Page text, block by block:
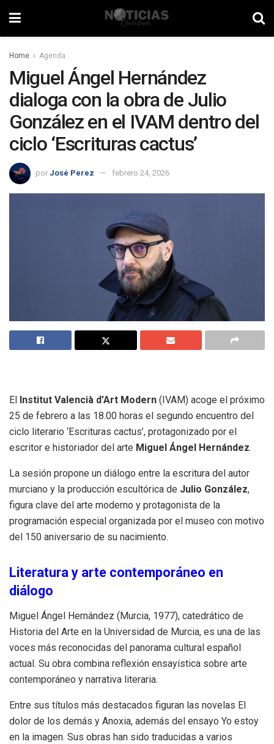
Home Agenda
Miguel Ángel Hernández
dialoga con la obra de Julio
González en el IVAM dentro del
ciclo ‘Escrituras cactus’
por José Perez febrero 24, 2026
El Institut Valencià d’Art Modern (IVAM) acoge el próximo
25 de febrero a las 18.00 horas el segundo encuentro del
ciclo literario ‘Escrituras cactus’, protagonizado por el
escritor e historiador del arte Miguel Ángel Hernández.
La sesión propone un diálogo entre la escritura del autor
murciano y la producción escultórica de Julio González,
figura clave del arte moderno y protagonista de la
programación especial organizada por el museo con motivo
del 150 aniversario de su nacimiento.
Literatura y arte contemporáneo en
diálogo
Miguel Ángel Hernández (Murcia, 1977), catedrático de
Historia del Arte en la Universidad de Murcia, es una de las
voces más reconocidas del panorama cultural español
actual. Su obra combina reflexión ensayística sobre arte
contemporáneo y narrativa literaria.
Entre sus títulos más destacados figuran las novelas El
dolor de los demás y Anoxia, además del ensayo Yo estoy
en la imagen. Sus obras han sido traducidas a varios